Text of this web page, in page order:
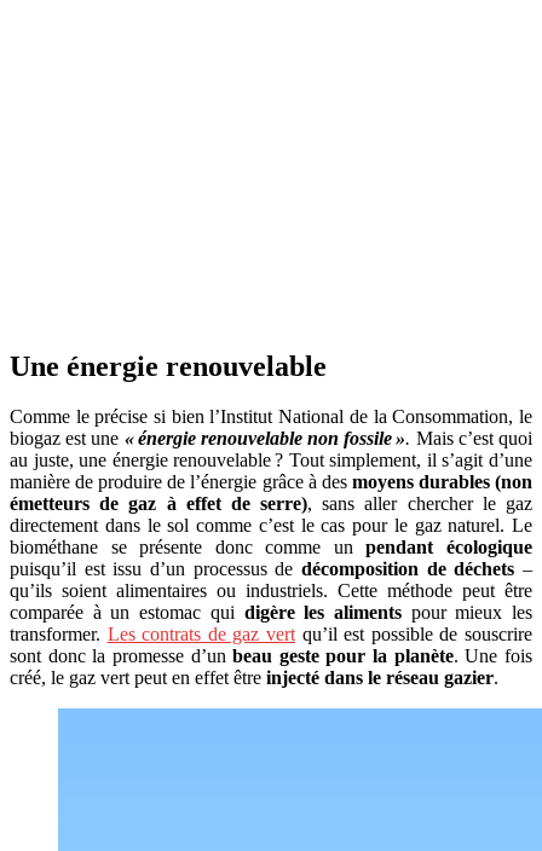
Une énergie renouvelable
Comme le précise si bien l’Institut National de la Consommation, le
biogaz est une « énergie renouvelable non fossile ». Mais c’est quoi
au juste, une énergie renouvelable ? Tout simplement, il s’agit d’une
manière de produire de l’énergie grâce à des moyens durables (non
émetteurs de gaz à effet de serre), sans aller chercher le gaz
directement dans le sol comme c’est le cas pour le gaz naturel. Le
biométhane se présente donc comme unpendant écologique
puisqu’il est issu d’un processus de décomposition de déchets –
qu’ils soient alimentaires ou industriels. Cette méthode peut être
comparée à un estomac qui digère les alimentspour mieux les
transformer. Les contrats de gaz vertqu’il est possible de souscrire
sont donc la promesse d’unbeau geste pour la planète. Une fois
créé, le gaz vert peut en effet être injecté dans le réseau gazier.